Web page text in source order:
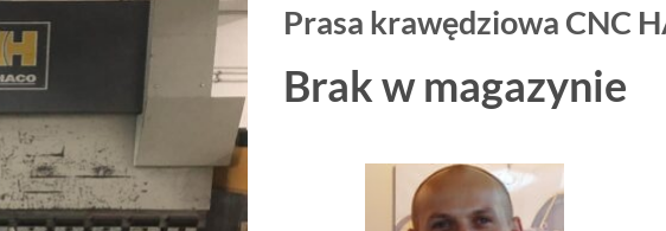
Prasa krawędziowa CNC
Brak w magazynie